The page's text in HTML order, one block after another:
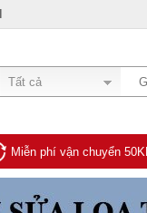
Tất cả
Miễn phí vận chuyển